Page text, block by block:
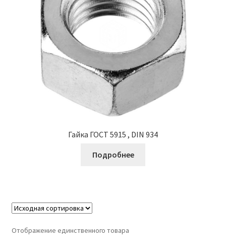
Гайка ГОСТ 5915 , DIN 934
Подробнее
Отображение единственного товара